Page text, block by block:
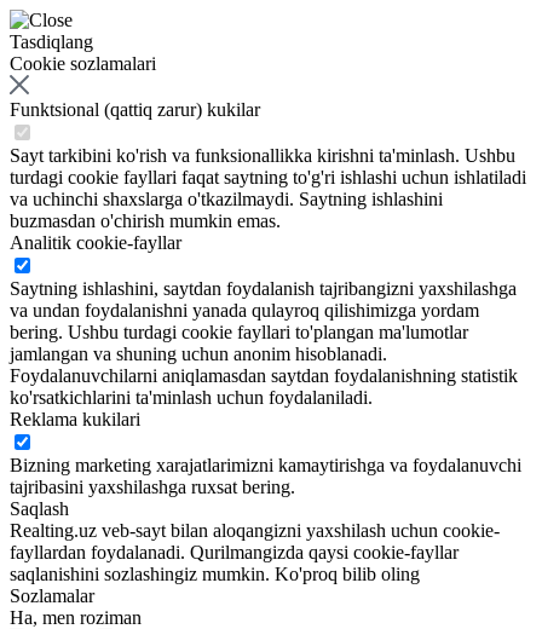
Tasdiqlang
Cookie sozlamalari
Funktsional (qattiq zarur) kukilar
Sayt tarkibini ko'rish va funksionallikka kirishni ta'minlash. Ushbu
turdagi cookie fayllari faqat saytning to'g'ri ishlashi uchun ishlatiladi
va uchinchi shaxslarga o'tkazilmaydi. Saytning ishlashini
buzmasdan o'chirish mumkin emas.
Analitik cookie-fayllar
Saytning ishlashini, saytdan foydalanish tajribangizni yaxshilashga
va undan foydalanishni yanada qulayroq qilishimizga yordam
bering. Ushbu turdagi cookie fayllari to'plangan ma'lumotlar
jamlangan va shuning uchun anonim hisoblanadi.
Foydalanuvchilarni aniqlamasdan saytdan foydalanishning statistik
ko'rsatkichlarini ta'minlash uchun foydalaniladi.
Reklama kukilari
Bizning marketing xarajatlarimizni kamaytirishga va foydalanuvchi
tajribasini yaxshilashga ruxsat bering.
Saqlash
Realting.uz veb-sayt bilan aloqangizni yaxshilash uchun cookie-
fayllardan foydalanadi. Qurilmangizda qaysi cookie-fayllar
saqlanishini sozlashingiz mumkin. Ko'proq bilib oling
Sozlamalar
Ha, men roziman